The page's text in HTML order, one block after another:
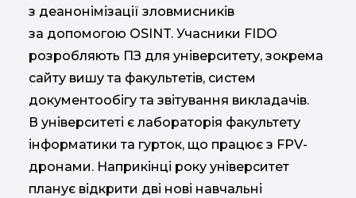
з деанонімізації зловмисників
за допомогою OSINT. Учасники FIDO
розробляють ПЗ для університету, зокрема
сайту вишу та факультетів, систем
документообігу та звітування викладачів.
В університеті є лабораторія факультету
інформатики та гурток, що працює з FPV-
дронами. Наприкінці року університет
планує відкрити дві нові навчальні